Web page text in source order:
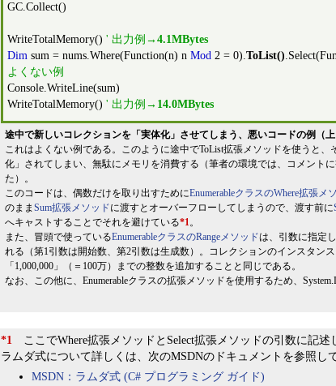
GC.Collect()
WriteTotalMemory() ' 出力例→ 4.1MBytes
Dim sum = nums.Where(Function(n) n Mod 2 = 0).ToList()
よくない例
Console.WriteLine(sum)
WriteTotalMemory() ' 出力例→ 14.0MBytes
途中で新しいコレクションを「実体化」させてしまう、悪いコードの例（上
これはよくない例である。このように途中でToList拡張メソッドを使うと
化」されてしまい、無駄にメモリを消費する（筆者の環境では、コメント
た）。
このコードは、偶数だけを取り出すためにEnumerableクラスのWhere拡張メ
のまま Sum拡張メソッドに渡すとオーバーフローしてしまうので、渡す前に
へキャストすることでそれを避けている*1。
また、冒頭で使っているEnumerableクラスのRangeメソッドは、引数に指定
れる（第1引数は開始数、第2引数は生成数）。コレクションのインスタン
「1,000,000」（＝100万）までの整数を追加することと同じである。
なお、この他に、Enumerableクラスの拡張メソッドを使用するため、
*1 ここでWhere拡張メソッドとSelect拡張メソッドの引数に記述
ラムダ式について詳しくは、次のMSDNのドキュメントを参照し
MSDN：ラムダ式 (C# プログラミング ガイド)